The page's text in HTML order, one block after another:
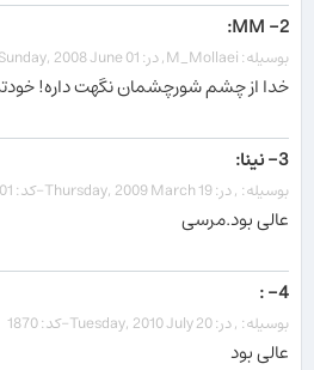
2- MM:
بوسیله: M_Mollaei, در: Sunday, 2008 June 01-کد: 607
خدا از چشم شورچشمان نگهت داره!
3- نینا:
بوسیله: , در: Thursday, 2009 March 19-کد: 801
عالی بود.مرسی
4- :
بوسیله: , در: Tuesday, 2010 July 20-کد: 1870
عالی بود